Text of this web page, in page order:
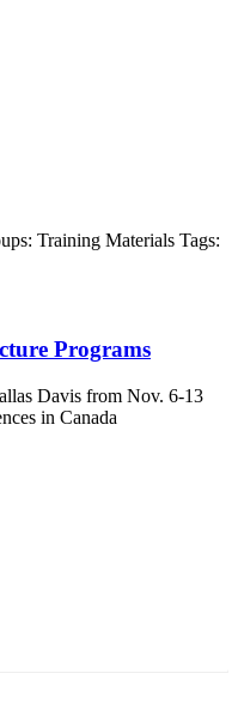
Training Materials Tags:
Programs
Davis from Nov. 6-13
in Canada